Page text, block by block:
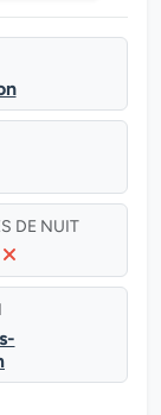
DE NUIT